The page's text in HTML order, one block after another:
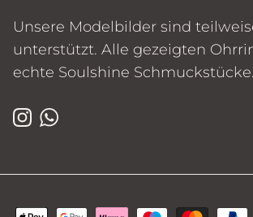
Unsere Modelbilder sind
unterstützt. Alle gezeigten
echte Soulshine
Instagram
WhatsApp